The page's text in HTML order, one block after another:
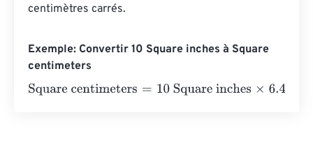
centimètres carrés.
Exemple: Convertir 10 Square inches à Square
centimeters
Square centimeters=10 Square inches×6.4516= 64.516